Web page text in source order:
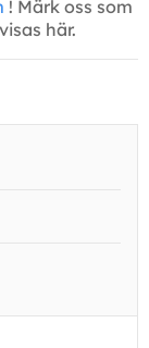
! Märk oss som
här.